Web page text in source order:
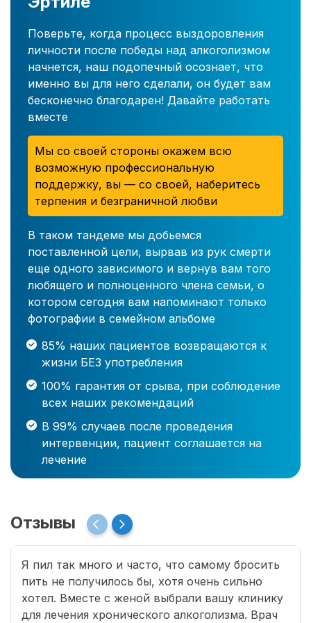
Поверьте, когда процесс выздоровления
личности после победы над алкоголизмом
начнется, наш подопечный осознает, что
именно вы для него сделали, он будет вам
бесконечно благодарен! Давайте работать
вместе
Мы со своей стороны окажем всю
возможную профессиональную
поддержку, вы — со своей, наберитесь
терпения и безграничной любви
В таком тандеме мы добьемся
поставленной цели, вырвав из рук смерти
еще одного зависимого и вернув вам того
любящего и полноценного члена семьи, о
котором сегодня вам напоминают только
фотографии в семейном альбоме
85% наших пациентов возвращаются к
жизни БЕЗ употребления
100% гарантия от срыва, при соблюдение
всех наших рекомендаций
В 99% случаев после проведения
интервенции, пациент соглашается на
лечение
Отзывы
Я пил так много и часто, что самому бросить
пить не получилось бы, хотя очень сильно
хотел. Вместе с женой выбрали вашу клинику
для лечения хронического алкоголизма. Врач